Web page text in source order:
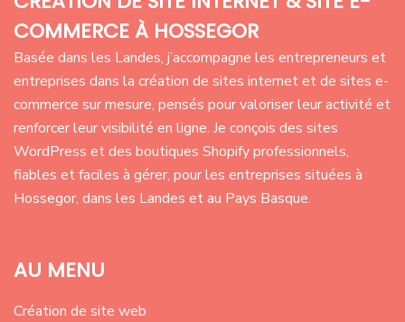
COMMERCE À HOSSEGOR
Basée dans les Landes, j’accompagne les entrepreneurs et
entreprises dans la création de sites internet et de sites e-
commerce sur mesure, pensés pour valoriser leur activité et
renforcer leur visibilité en ligne. Je conçois des sites
WordPress et des boutiques Shopify professionnels,
fiables et faciles à gérer, pour les entreprises situées à
Hossegor, dans les Landes et au Pays Basque.
AU MENU
Création de site web